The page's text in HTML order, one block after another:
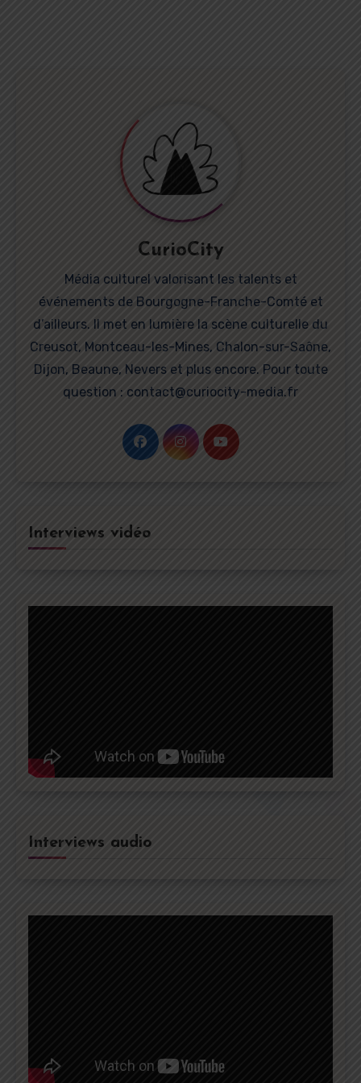
CurioCity
Média culturel valorisant les talents et
événements de Bourgogne-Franche-Comté et
d’ailleurs. Il met en lumière la scène culturelle du
Creusot, Montceau-les-Mines, Chalon-sur-Saône,
Dijon, Beaune, Nevers et plus encore. Pour toute
question : contact@curiocity-media.fr
Interviews vidéo
Interviews audio